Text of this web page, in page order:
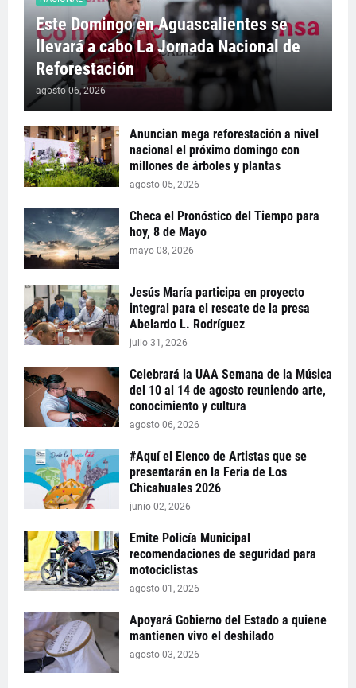
Este Domingo en Aguascalientes se
llevará a cabo La Jornada Nacional de
Reforestación
agosto 06, 2026
Anuncian mega reforestación a nivel
nacional el próximo domingo con
millones de árboles y plantas
agosto 05, 2026
Checa el Pronóstico del Tiempo para
hoy, 8 de Mayo
mayo 08, 2026
Jesús María participa en proyecto
integral para el rescate de la presa
Abelardo L. Rodríguez
julio 31, 2026
Celebrará la UAA Semana de la Música
del 10 al 14 de agosto reuniendo arte,
conocimiento y cultura
agosto 06, 2026
#Aquí el Elenco de Artistas que se
presentarán en la Feria de Los
Chicahuales 2026
junio 02, 2026
Emite Policía Municipal
recomendaciones de seguridad para
motociclistas
agosto 01, 2026
Apoyará Gobierno del Estado a quiene
mantienen vivo el deshilado
agosto 03, 2026